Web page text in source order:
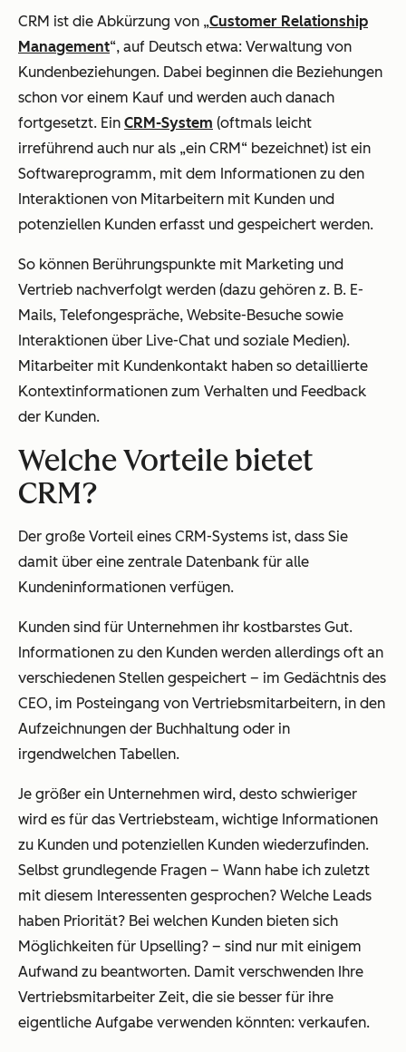
CRM ist die Abkürzung von „Customer Relationship
Management“, auf Deutsch etwa: Verwaltung von
Kundenbeziehungen. Dabei beginnen die Beziehungen
schon vor einem Kauf und werden auch danach
fortgesetzt. Ein CRM-System (oftmals leicht
irreführend auch nur als „ein CRM“ bezeichnet) ist ein
Softwareprogramm, mit dem Informationen zu den
Interaktionen von Mitarbeitern mit Kunden und
potenziellen Kunden erfasst und gespeichert werden.
So können Berührungspunkte mit Marketing und
Vertrieb nachverfolgt werden (dazu gehören z. B. E-
Mails, Telefongespräche, Website-Besuche sowie
Interaktionen über Live-Chat und soziale Medien).
Mitarbeiter mit Kundenkontakt haben so detaillierte
Kontextinformationen zum Verhalten und Feedback
der Kunden.
Welche Vorteile bietet
CRM?
Der große Vorteil eines CRM-Systems ist, dass Sie
damit über eine zentrale Datenbank für alle
Kundeninformationen verfügen.
Kunden sind für Unternehmen ihr kostbarstes Gut.
Informationen zu den Kunden werden allerdings oft an
verschiedenen Stellen gespeichert – im Gedächtnis des
CEO, im Posteingang von Vertriebsmitarbeitern, in den
Aufzeichnungen der Buchhaltung oder in
irgendwelchen Tabellen.
Je größer ein Unternehmen wird, desto schwieriger
wird es für das Vertriebsteam, wichtige Informationen
zu Kunden und potenziellen Kunden wiederzufinden.
Selbst grundlegende Fragen – Wann habe ich zuletzt
mit diesem Interessenten gesprochen? Welche Leads
haben Priorität? Bei welchen Kunden bieten sich
Möglichkeiten für Upselling? – sind nur mit einigem
Aufwand zu beantworten. Damit verschwenden Ihre
Vertriebsmitarbeiter Zeit, die sie besser für ihre
eigentliche Aufgabe verwenden könnten: verkaufen.